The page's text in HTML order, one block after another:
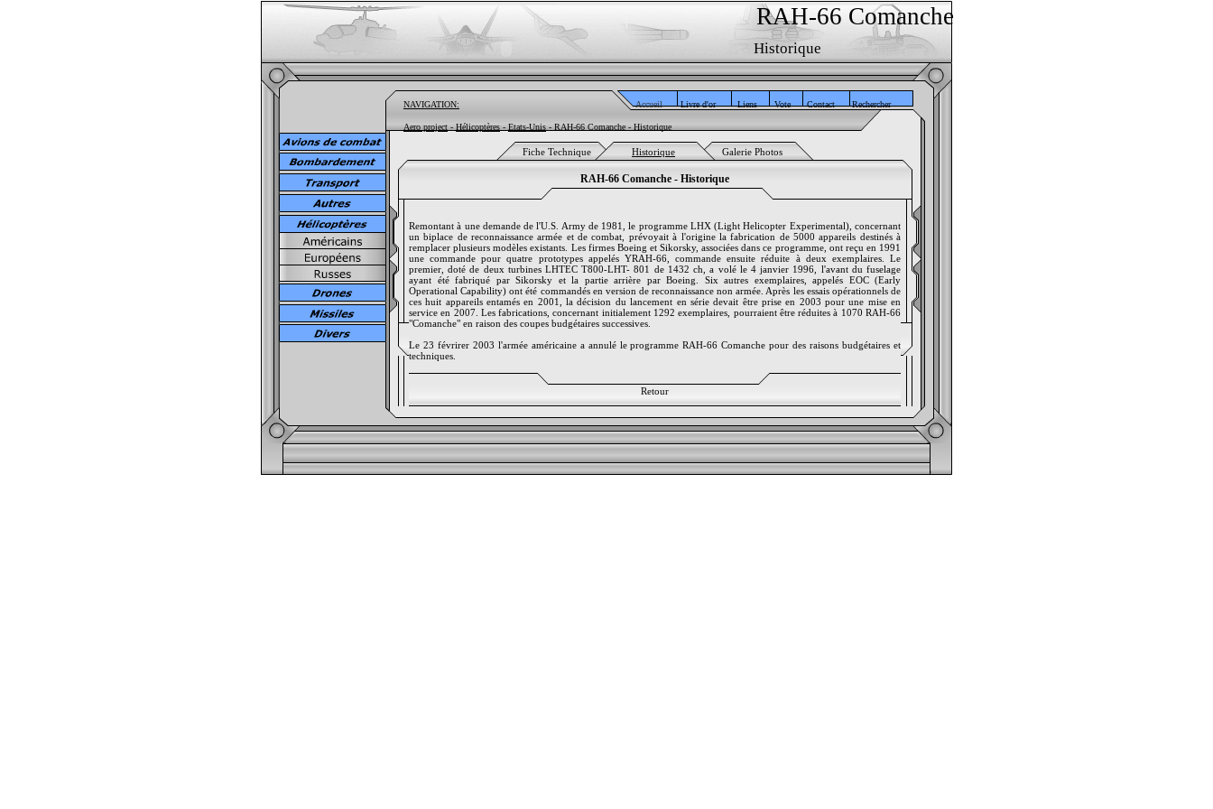
RAH-66 Comanche
Historique
NAVIGATION: Accueil Livre d'or Liens Vote Contact Rechercher
Aero project-Hélicoptères-Etats-Unis- RAH-66 Comanche - Historique
Fiche Technique Historique Galerie Photos
RAH-66 Comanche - Historique
Remontant à une demande de l'U.S. Army de 1981, le programme LHX (Light Helicopter Experimental), concernant
un biplace de reconnaissance armée et de combat, prévoyait à l'origine la fabrication de 5000 appareils destinés à
remplacer plusieurs modèles existants. Les firmes Boeing et Sikorsky, associées dans ce programme, ont reçu en 1991
une commande pour quatre prototypes appelés YRAH-66, commande ensuite réduite à deux exemplaires. Le
premier, doté de deux turbines LHTEC T800-LHT- 801 de 1432 ch, a volé le 4 janvier 1996, l'avant du fuselage
ayant été fabriqué par Sikorsky et la partie arrière par Boeing. Six autres exemplaires, appelés EOC (Early
Operational Capability) ont été commandés en version de reconnaissance non armée. Après les essais opérationnels de
ces huit appareils entamés en 2001, la décision du lancement en série devait être prise en 2003 pour une mise en
service en 2007. Les fabrications, concernant initialement 1292 exemplaires, pourraient être réduites à 1070 RAH-66
"Comanche" en raison des coupes budgétaires successives.
Le 23 févrirer 2003 l'armée américaine a annulé le programme RAH-66 Comanche pour des raisons budgétaires et
techniques.
Retour